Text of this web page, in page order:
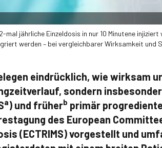
jährliche Einzeldosis in nur 10 Minutene injiziert
werden – bei vergleichbarer Wirksamkeit und
eindrücklich, wie wirksam
sondern
a) und früherb primär
des European
(ECTRIMS) vorgestellt und